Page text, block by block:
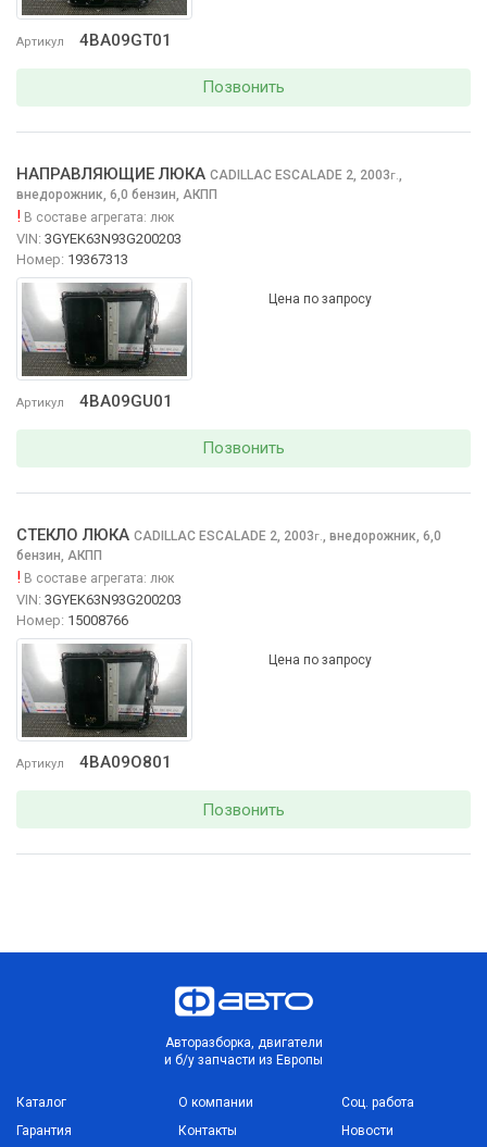
Артикул 4BA09GT01
Позвонить
Артикул 4BA09GU01
НАПРАВЛЯЮЩИЕ ЛЮКА CADILLAC ESCALADE 2, 2003г.
внедорожник, 6,0 бензин, АКПП
! В составе агрегата: люк
VIN: 3GYEK63N93G200203
Номер: 19367313
Цена по запросу
Позвонить
Артикул 4BA09O801
СТЕКЛО ЛЮКА CADILLAC ESCALADE 2, 2003г.
внедорожник, 6,0
бензин, АКПП
! В составе агрегата: люк
VIN: 3GYEK63N93G200203
Номер: 15008766
Цена по запросу
Позвонить
Авторазборка, двигатели
и б/у запчасти из Европы
Каталог
Гарантия
О компании
Контакты
Соц. работа
Новости